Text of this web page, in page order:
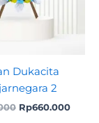
Dukacita
2
Rp660.000